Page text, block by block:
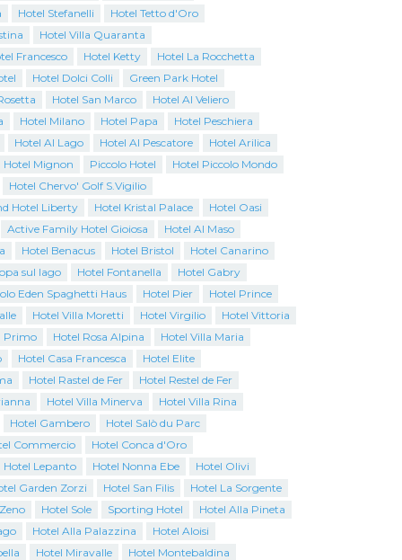
Hotel Stefanelli
Hotel Tetto d'Oro
Hotel Villa Quaranta
Francesco
Hotel Ketty
Hotel La Rocchetta
Hotel Dolci Colli
Green Park Hotel
Hotel San Marco
Hotel Al Veliero
Hotel Milano Hotel Papa
Hotel Peschiera
Hotel Al Lago
Hotel Al Pescatore
Hotel Arilica
Hotel Mignon
Piccolo Hotel
Hotel Piccolo Mondo
Hotel Chervo' Golf S.Vigilio
Hotel Liberty
Hotel Kristal Palace
Hotel Oasi
Active Family Hotel Gioiosa
Hotel Al Maso
Hotel Benacus Hotel Bristol
Hotel Canarino
sul lago
Hotel Fontanella
Hotel Gabry
Eden Spaghetti Haus
Hotel Pier
Hotel Prince
Hotel Villa Moretti Hotel Virgilio
Hotel Vittoria
Primo
Hotel Rosa Alpina
Hotel Villa Maria
Hotel Casa Francesca
Hotel Elite
Hotel Rastel de Fer
Hotel Restel de Fer
Hotel Villa Minerva
Hotel Villa Rina
Hotel Gambero
Hotel Salò du Parc
Commercio
Hotel Conca d'Oro
Hotel Lepanto
Hotel Nonna Ebe
Hotel Olivi
Garden Zorzi
Hotel San Filis
Hotel La Sorgente
Hotel Sole Sporting Hotel
Hotel Alla Pineta
Hotel Alla Palazzina
Hotel Aloisi
Hotel Miravalle
Hotel Montebaldina